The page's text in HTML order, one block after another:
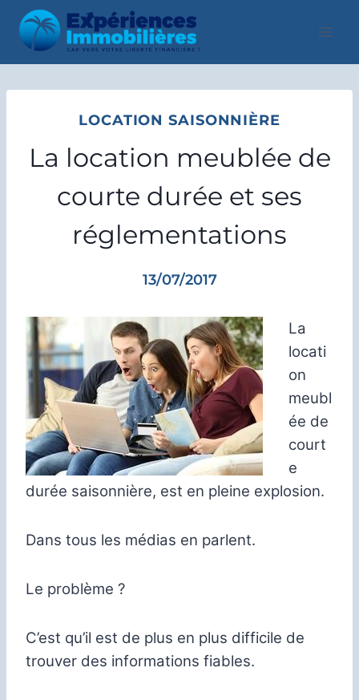
Aller
contenu
LOCATION SAISONNIÈRE
La location meublée de
courte durée et ses
réglementations
13/07/2017
La
locati
on
meubl
ée de
court
e
durée saisonnière, est en pleine explosion.
Dans tous les médias en parlent.
Le problème ?
C’est qu’il est de plus en plus difficile de
trouver des informations fiables.